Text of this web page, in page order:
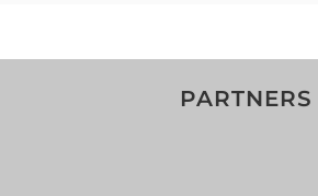
PARTNERS